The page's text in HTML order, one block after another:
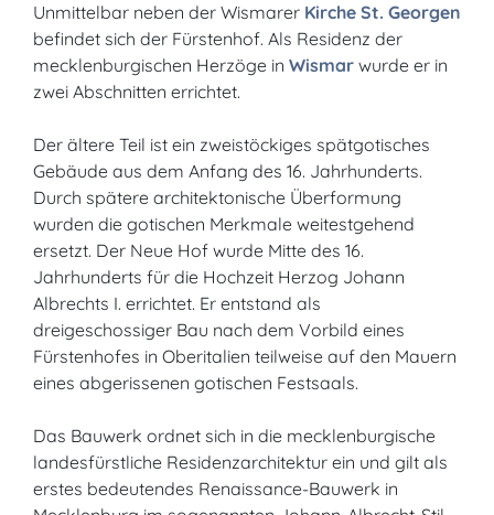
Unmittelbar neben der Wismarer Kirche St. Georgen
befindet sich der Fürstenhof. Als Residenz der
mecklenburgischen Herzöge in Wismar wurde er in
zwei Abschnitten errichtet.
Der ältere Teil ist ein zweistöckiges spätgotisches
Gebäude aus dem Anfang des 16. Jahrhunderts.
Durch spätere architektonische Überformung
wurden die gotischen Merkmale weitestgehend
ersetzt. Der Neue Hof wurde Mitte des 16.
Jahrhunderts für die Hochzeit Herzog Johann
Albrechts I. errichtet. Er entstand als
dreigeschossiger Bau nach dem Vorbild eines
Fürstenhofes in Oberitalien teilweise auf den Mauern
eines abgerissenen gotischen Festsaals.
Das Bauwerk ordnet sich in die mecklenburgische
landesfürstliche Residenzarchitektur ein und gilt als
erstes bedeutendes Renaissance-Bauwerk in